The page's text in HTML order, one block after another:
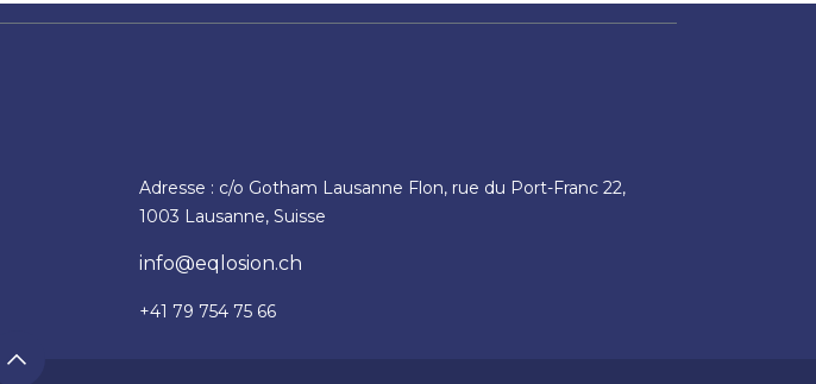
Adresse : c/o Gotham Lausanne Flon, rue du Port-Franc 22,
1003 Lausanne, Suisse
info@eqlosion.ch
+41 79 754 75 66